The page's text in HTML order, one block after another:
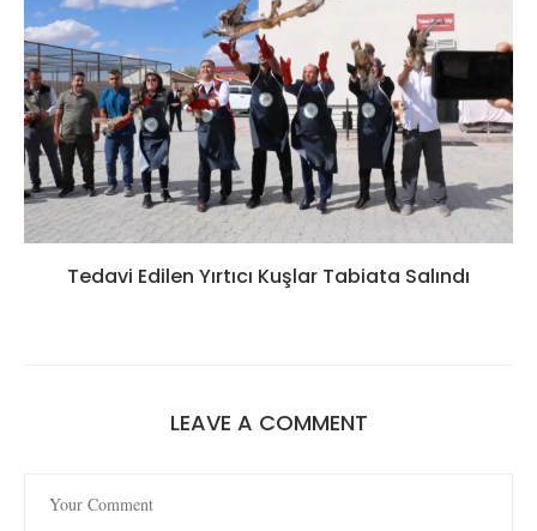
Tedavi Edilen Yırtıcı Kuşlar Tabiata Salındı
LEAVE A COMMENT